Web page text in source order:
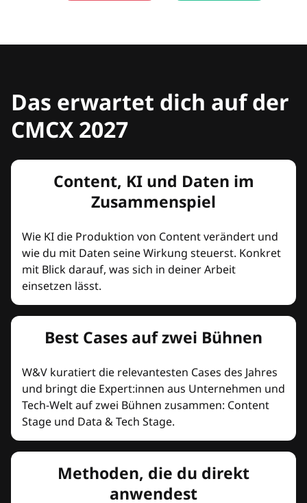
Das erwartet dich auf der
CMCX 2027
Content, KI und Daten im
Zusammenspiel
Wie KI die Produktion von Content verändert und
wie du mit Daten seine Wirkung steuerst. Konkret
mit Blick darauf, was sich in deiner Arbeit
einsetzen lässt.
Best Cases auf zwei Bühnen
W&V kuratiert die relevantesten Cases des Jahres
und bringt die Expert:innen aus Unternehmen und
Tech-Welt auf zwei Bühnen zusammen: Content
Stage und Data & Tech Stage.
Methoden, die du direkt
anwendest